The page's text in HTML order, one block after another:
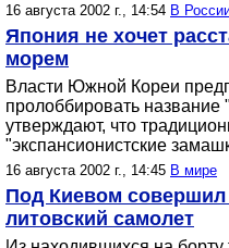
16 августа 2002 г., 14:54 В
Япония не хочет
морем
Власти Южной Кореи
пролоббировать
утверждают, что
"экспансионистские
16 августа 2002 г., 14:45 В мире
Под Киевом
литовский самолет